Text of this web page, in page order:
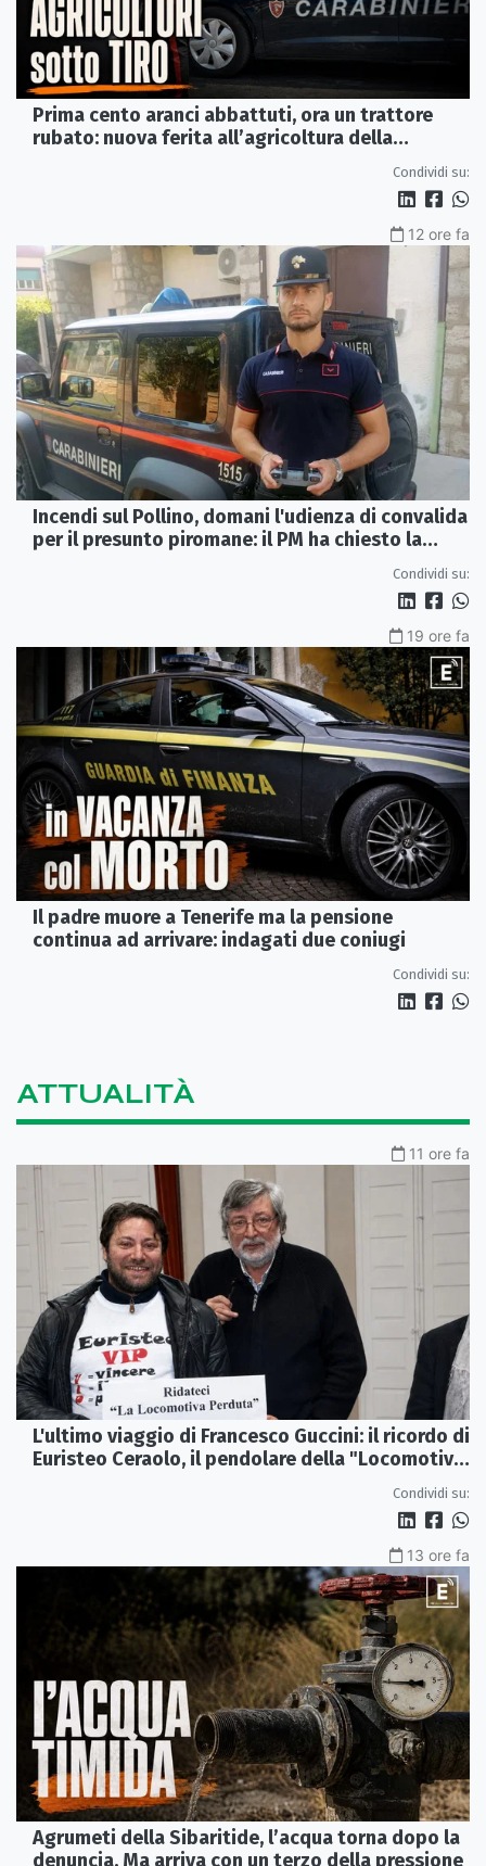
Prima cento aranci abbattuti, ora un trattore
rubato: nuova ferita all’agricoltura della
Condividi su:
12 ore fa
Incendi sul Pollino, domani l'udienza di convalida
per il presunto piromane: il PM ha chiesto la
Condividi su:
19 ore fa
Il padre muore a Tenerife ma la pensione
continua ad arrivare: indagati due coniugi
Condividi su:
ATTUALITÀ
11 ore fa
L'ultimo viaggio di Francesco Guccini: il ricordo di
Euristeo Ceraolo, il pendolare della "Locomotiva
Condividi su:
13 ore fa
Agrumeti della Sibaritide, l’acqua torna dopo la
denuncia. Ma arriva con un terzo della pressione